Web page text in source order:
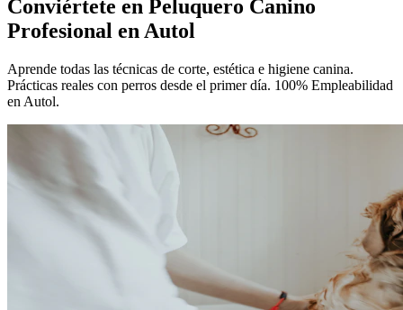
Conviértete en Peluquero Canino
Profesional en Autol
Aprende todas las técnicas de corte, estética e higiene canina.
Prácticas reales con perros desde el primer día. 100% Empleabilidad
en Autol.